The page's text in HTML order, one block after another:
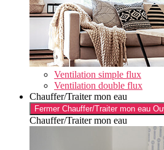
Ventilation simple flux
Ventilation double flux
Chauffer/Traiter mon eau
Fermer Chauffer/Traiter mon eau
Chauffer/Traiter mon eau